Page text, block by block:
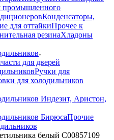
промышленного
Конденсаторы,
для оттайкиПрочее к
резинаХладоны
для дверей
Ручки для
для холодильников
Индезит, Аристон,
БирюсаПрочие
белый C00857109